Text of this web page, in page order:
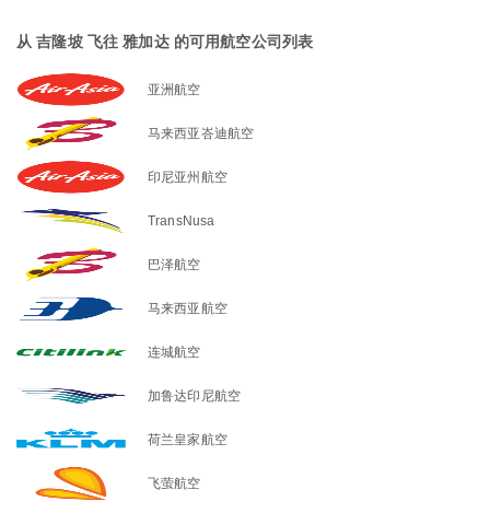
从 吉隆坡 飞往 雅加达 的可用航空公司列表
亚洲航空
马来西亚峇迪航空
印尼亚州航空
TransNusa
巴泽航空
马来西亚航空
连城航空
加鲁达印尼航空
荷兰皇家航空
飞萤航空